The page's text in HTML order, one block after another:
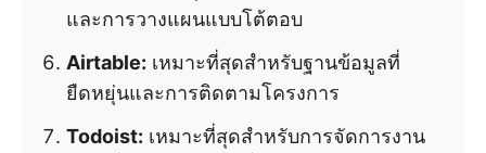
และการวางแผนแบบโต้ตอบ
Airtable: เหมาะที่สุดสำหรับฐานข้อมูลที่
ยืดหยุ่นและการติดตามโครงการ
Todoist: เหมาะที่สุดสำหรับการจัดการงาน